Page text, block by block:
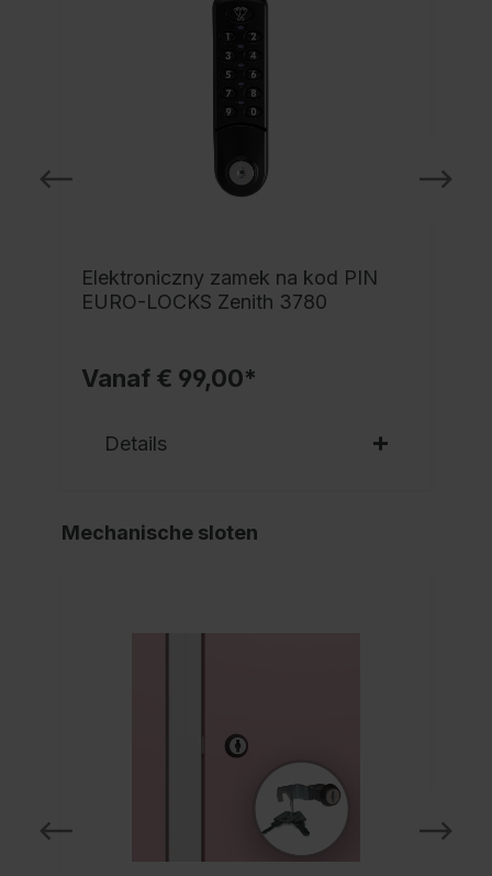
Elektroniczny zamek na kod PIN
EURO-LOCKS Zenith 3780
Vanaf € 99,00*
Details
Mechanische sloten